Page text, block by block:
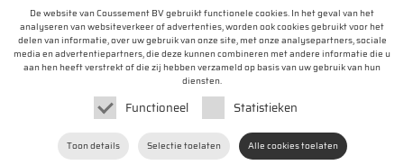
E-mail*
OK
IDcreation2020
De website van Coussement BV gebruikt functionele cookies. In het geval van het
analyseren van websiteverkeer of advertenties, worden ook cookies gebruikt voor het
delen van informatie, over uw gebruik van onze site, met onze analysepartners, sociale
media en advertentiepartners, die deze kunnen combineren met andere informatie die u
aan hen heeft verstrekt of die zij hebben verzameld op basis van uw gebruik van hun
diensten.
Functioneel Statistieken
Toon details Selectie toelaten Alle cookies toelaten